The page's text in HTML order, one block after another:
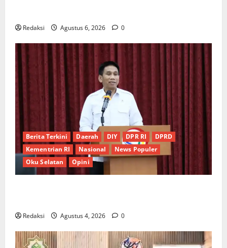
Redaksi Agustus 6, 2026 0
Berita Terkini Daerah DIY DPR RI
DPRD
Kementrian RI
Nasional
News Populer
Oku Selatan
Opini
Redaksi Agustus 4, 2026 0